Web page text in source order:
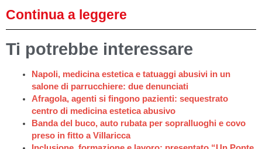
Continua a leggere
Ti potrebbe interessare
Napoli, medicina estetica e tatuaggi abusivi in un
salone di parrucchiere: due denunciati
Afragola, agenti si fingono pazienti: sequestrato
centro di medicina estetica abusivo
Banda del buco, auto rubata per sopralluoghi e covo
preso in fitto a Villaricca